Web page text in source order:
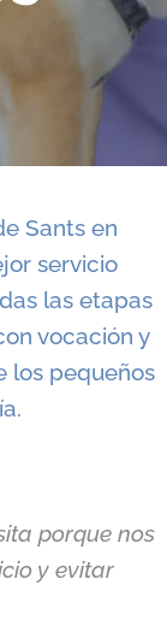
Sants en
servicio
las etapas
vocación y
los pequeños
porque nos
y evitar